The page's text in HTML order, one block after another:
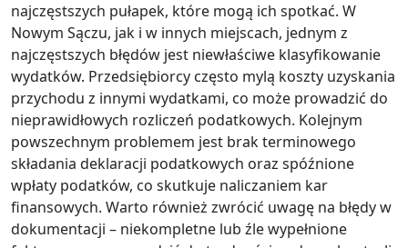
najczęstszych pułapek, które mogą ich spotkać. W
Nowym Sączu, jak i w innych miejscach, jednym z
najczęstszych błędów jest niewłaściwe klasyfikowanie
wydatków. Przedsiębiorcy często mylą koszty uzyskania
przychodu z innymi wydatkami, co może prowadzić do
nieprawidłowych rozliczeń podatkowych. Kolejnym
powszechnym problemem jest brak terminowego
składania deklaracji podatkowych oraz spóźnione
wpłaty podatków, co skutkuje naliczaniem kar
finansowych. Warto również zwrócić uwagę na błędy w
dokumentacji – niekompletne lub źle wypełnione